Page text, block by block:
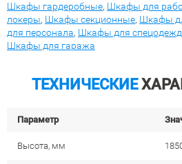
Шкафы гардеробные, Шкафы для
локеры, Шкафы секционные, Шкафы
для персонала, Шкафы для
Шкафы для гаража
ТЕХНИЧЕСКИЕ
Параметр
Высота, мм